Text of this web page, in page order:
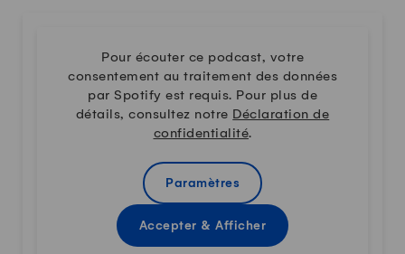
Pour écouter ce podcast, votre
consentement au traitement des données
par Spotify est requis. Pour plus de
détails, consultez notre Déclaration de
confidentialité.
Paramètres
Accepter & Afficher